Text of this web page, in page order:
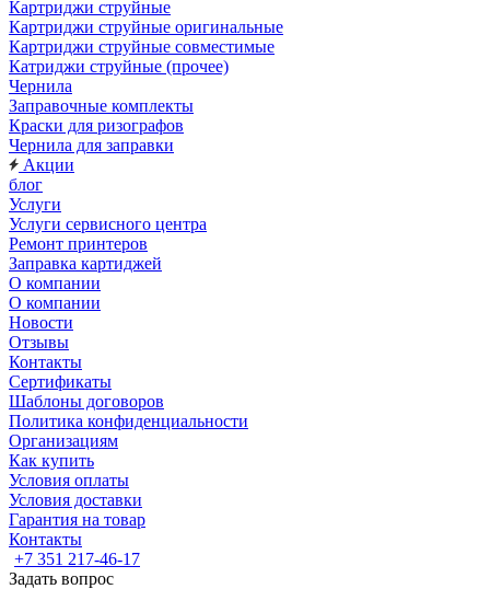
Картриджи струйные
Картриджи струйные оригинальные
Картриджи струйные совместимые
Катриджи струйные (прочее)
Чернила
Заправочные комплекты
Краски для ризографов
Чернила для заправки
Акции
блог
Услуги
Услуги сервисного центра
Ремонт принтеров
Заправка картиджей
О компании
О компании
Новости
Отзывы
Контакты
Сертификаты
Шаблоны договоров
Политика конфиденциальности
Организациям
Как купить
Условия оплаты
Условия доставки
Гарантия на товар
Контакты
+7 351 217-46-17
Задать вопрос